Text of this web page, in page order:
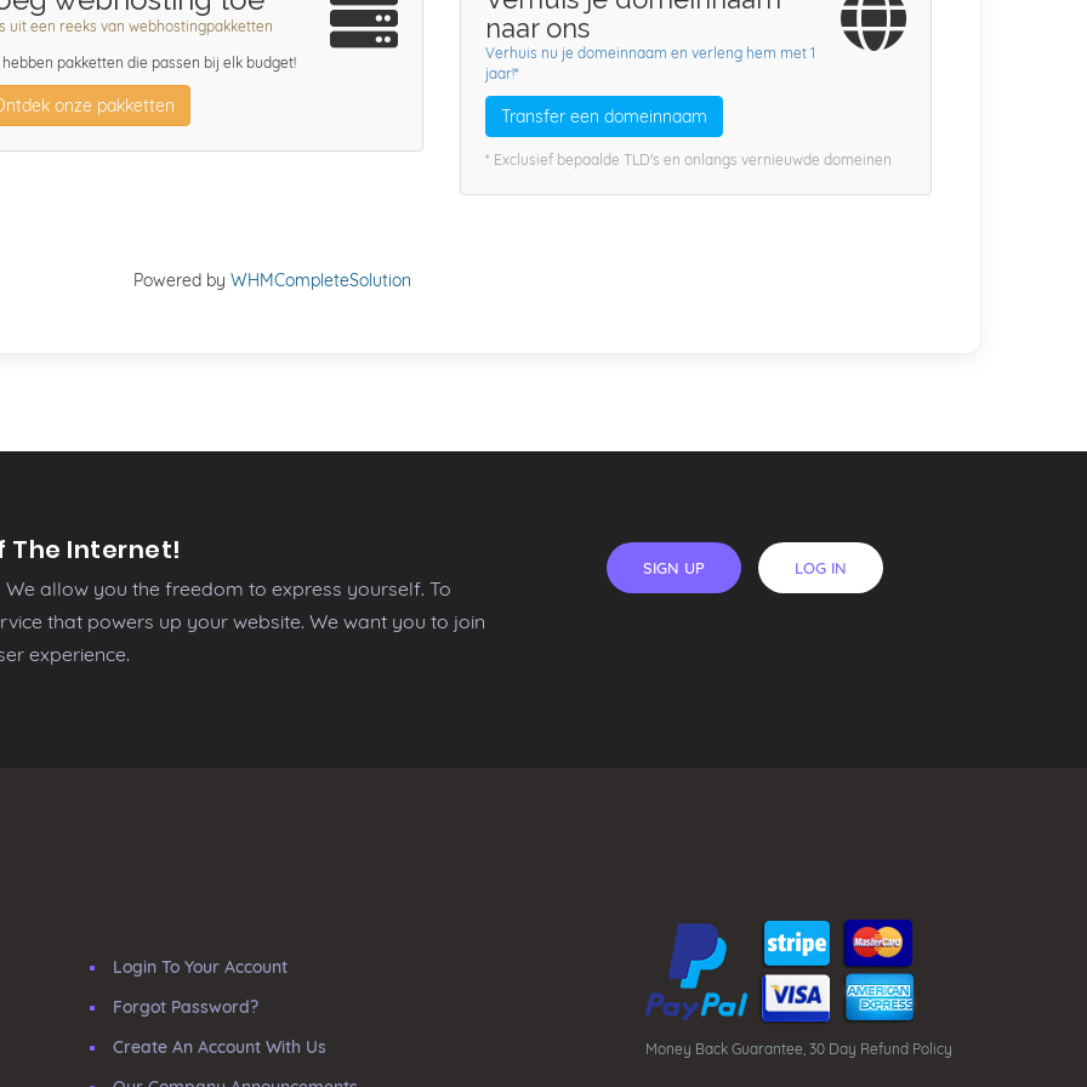
uit een reeks van webhostingpakketten
hebben pakketten die passen bij elk budget!
onze pakketten
naar ons
Verhuis nu je domeinnaam en verleng hem met 1
jaar!*
Transfer een domeinnaam
* Exclusief bepaalde TLD's en onlangs vernieuwde domeinen
Powered by WHMCompleteSolution
The Internet!
allow you the freedom to express yourself. To
that powers up your website. We want you to join
experience.
SIGN UP LOG IN
Login To Your Account
Forgot Password?
Create An Account With Us
Money Back Guarantee, 30 Day Refund Policy